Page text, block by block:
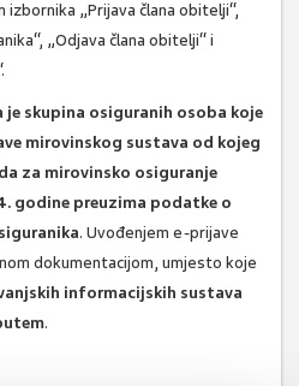
„Prijava člana obitelji“,
„Odjava člana obitelji“ i
je skupina osiguranih osoba koje
mirovinskog sustava od kojeg
za mirovinsko osiguranje
godine preuzima podatke o
. Uvođenjem e-prijave
dokumentacijom, umjesto koje
informacijskih sustava
.